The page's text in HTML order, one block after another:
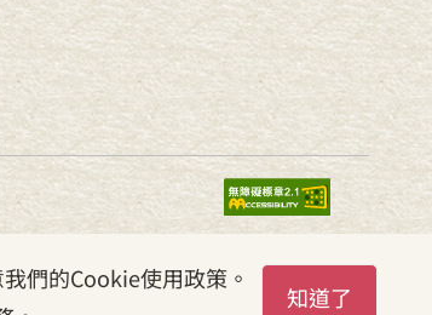
們的Cookie使用政策。
知道了